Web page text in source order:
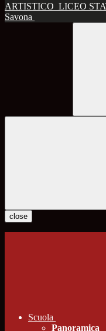
ARTISTICO LICEO
Savona
close
Scuola
Panoramica